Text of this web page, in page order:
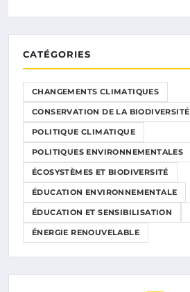
CATÉGORIES
CHANGEMENTS CLIMATIQUES
CONSERVATION DE LA BIODIVERSITÉ
POLITIQUE CLIMATIQUE
POLITIQUES ENVIRONNEMENTALES
ÉCOSYSTÈMES ET BIODIVERSITÉ
ÉDUCATION ENVIRONNEMENTALE
ÉDUCATION ET SENSIBILISATION
ÉNERGIE RENOUVELABLE